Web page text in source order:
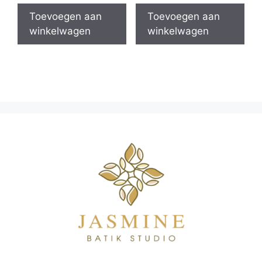
Toevoegen aan
winkelwagen
Toevoegen aan
winkelwagen